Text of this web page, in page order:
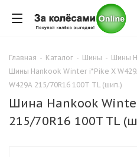
Главная - Каталог - Шины - Шины
Шины Hankook Winter i*Pike X
W429A 215/70R16 100T TL (шип.)
Шина Hankook
215/70R16 100T TL